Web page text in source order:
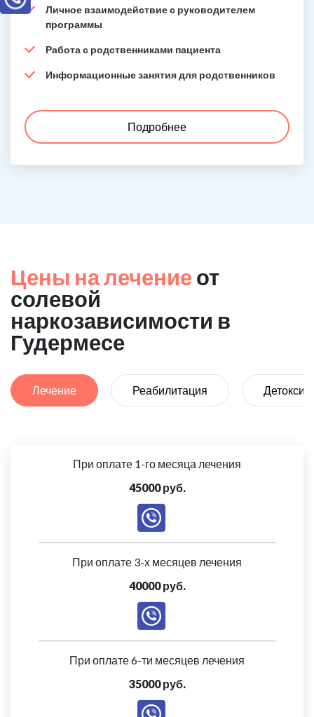
Личное взаимодействие с руководителем
программы
Работа с родственниками пациента
Информационные занятия для родственников
Подробнее
Цены на лечение от
солевой
наркозависимости в
Гудермесе
Лечение Реабилитация
При оплате 1-го месяца лечения
45000 руб.
При оплате 3-х месяцев лечения
40000 руб.
При оплате 6-ти месяцев лечения
35000 руб.